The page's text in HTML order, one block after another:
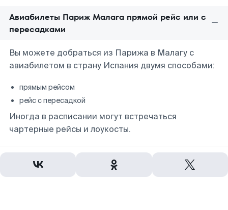
Авиабилеты Париж Малага прямой рейс или с
пересадками
Вы можете добраться из Парижа в Малагу с
авиабилетом в страну Испания двумя способами:
прямым рейсом
рейс с пересадкой
Иногда в расписании могут встречаться
чартерные рейсы и лоукосты.